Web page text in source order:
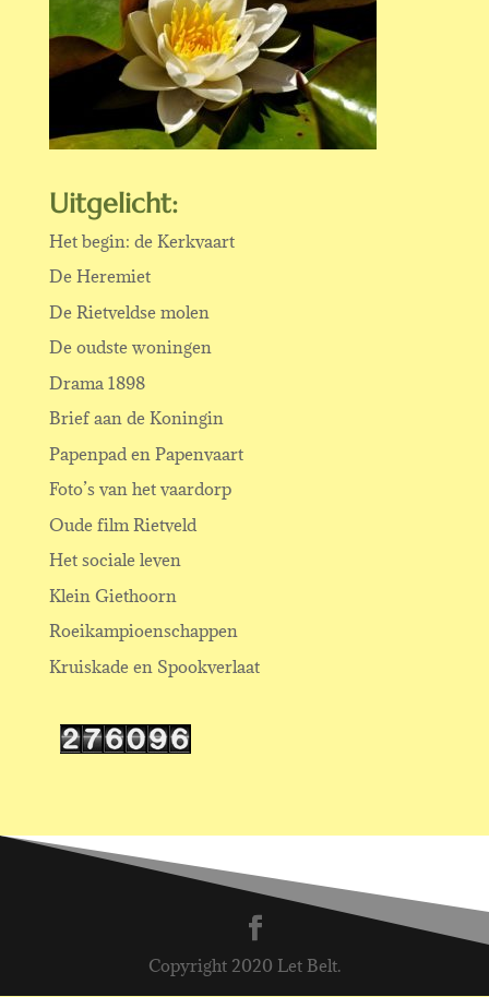
Uitgelicht:
Het begin: de Kerkvaart
De Heremiet
De Rietveldse molen
De oudste woningen
Drama 1898
Brief aan de Koningin
Papenpad en Papenvaart
Foto’s van het vaardorp
Oude film Rietveld
Het sociale leven
Klein Giethoorn
Roeikampioenschappen
Kruiskade en Spookverlaat
Copyright 2020 Let Belt.